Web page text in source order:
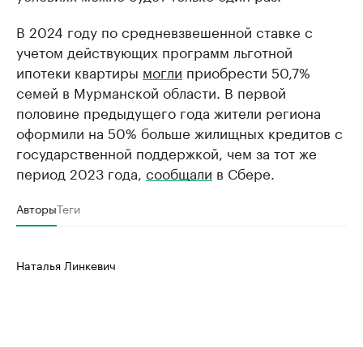
В 2024 году по средневзвешенной ставке с
учетом действующих программ льготной
ипотеки квартиры могли приобрести 50,7%
семей в Мурманской области. В первой
половине предыдущего года жители региона
оформили на 50% больше жилищных кредитов с
государственной поддержкой, чем за тот же
период 2023 года, сообщали в Сбере.
АвторыТеги
Наталья Линкевич